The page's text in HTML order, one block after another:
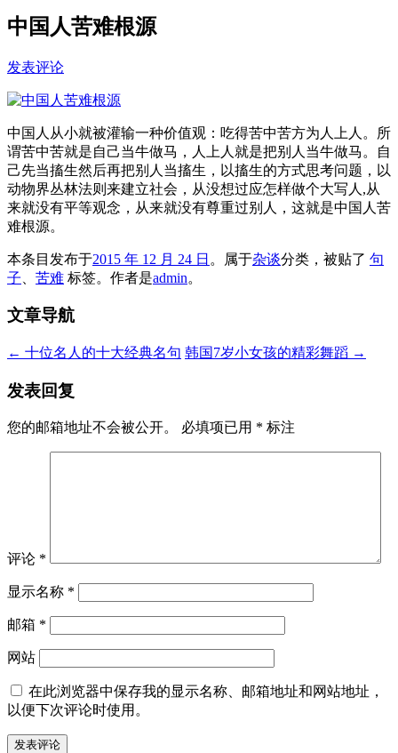
中国人苦难根源
发表评论
中国人从小就被灌输一种价值观：吃得苦中苦方为人上人。所
谓苦中苦就是自己当牛做马，人上人就是把别人当牛做马。自
己先当搐生然后再把别人当搐生，以搐生的方式思考问题，以
动物界丛林法则来建立社会，从没想过应怎样做个大写人,从
来就没有平等观念，从来就没有尊重过别人，这就是中国人苦
难根源。
本条目发布于2015 年 12 月 24 日 。属于杂谈分类，被贴了 句
子
苦难 标签。 作者是admin。
文章导航
← 十位名人的十大经典名句 韩国7岁小女孩的精彩舞蹈 →
发表回复
您的邮箱地址不会被公开。 必填项已用 * 标注
评论 *
显示名称 *
邮箱 *
网站
在此浏览器中保存我的显示名称、邮箱地址和网站地址，
以便下次评论时使用。